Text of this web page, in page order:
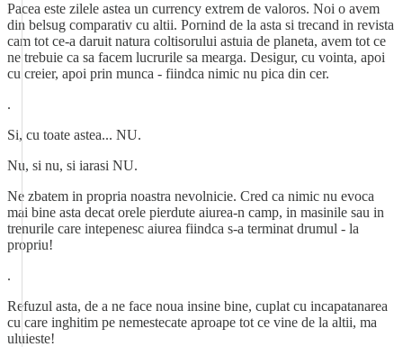
Pacea este zilele astea un currency extrem de valoros. Noi o avem
din belsug comparativ cu altii. Pornind de la asta si trecand in revista
cam tot ce-a daruit natura coltisorului astuia de planeta, avem tot ce
ne trebuie ca sa facem lucrurile sa mearga. Desigur, cu vointa, apoi
cu creier, apoi prin munca - fiindca nimic nu pica din cer.
.
Si, cu toate astea... NU.
Nu, si nu, si iarasi NU.
Ne zbatem in propria noastra nevolnicie. Cred ca nimic nu evoca
mai bine asta decat orele pierdute aiurea-n camp, in masinile sau in
trenurile care intepenesc aiurea fiindca s-a terminat drumul - la
propriu!
.
Refuzul asta, de a ne face noua insine bine, cuplat cu incapatanarea
cu care inghitim pe nemestecate aproape tot ce vine de la altii, ma
uluieste!